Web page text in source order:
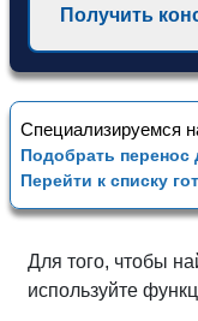
Получить
Специализируемся
Подобрать перенос
Перейти к списку
Для того, чтобы
используйте